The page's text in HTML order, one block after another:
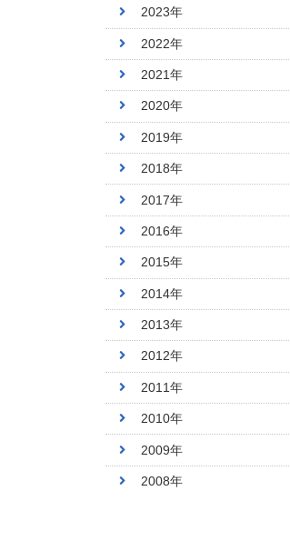
2023年
2022年
2021年
2020年
2019年
2018年
2017年
2016年
2015年
2014年
2013年
2012年
2011年
2010年
2009年
2008年